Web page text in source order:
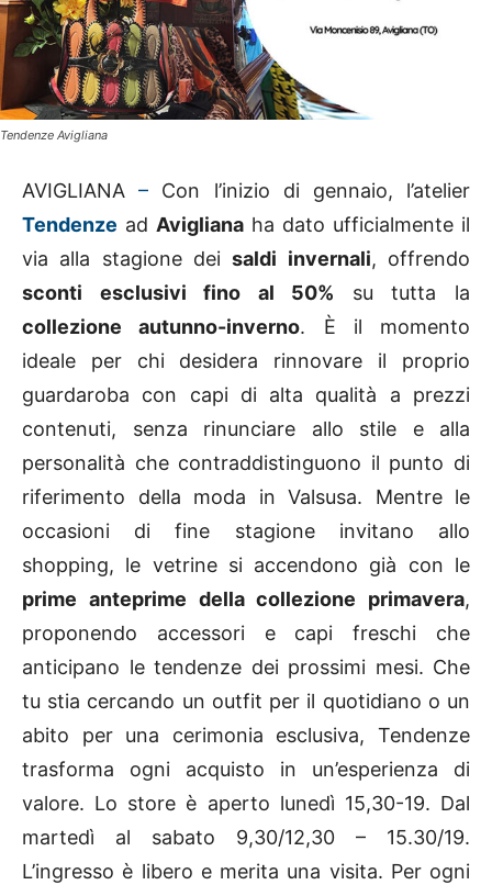
Tendenze Avigliana
AVIGLIANA– Con l’inizio di gennaio, l’atelier
Tendenze ad Avigliana ha dato ufficialmente il
via alla stagione deisaldi invernali, offrendo
sconti esclusivi fino al 50% su tutta la
collezione autunno-inverno. È il momento
ideale per chi desidera rinnovare il proprio
guardaroba con capi di alta qualità a prezzi
contenuti, senza rinunciare allo stile e alla
personalità che contraddistinguono il punto di
riferimento della moda in Valsusa. Mentre le
occasioni di fine stagione invitano allo
shopping, le vetrine si accendono già con le
prime anteprime della collezione primavera,
proponendo accessori e capi freschi che
anticipano le tendenze dei prossimi mesi. Che
tu stia cercando un outfit per il quotidiano o un
abito per una cerimonia esclusiva, Tendenze
trasforma ogni acquisto in un’esperienza di
valore. Lo store è aperto lunedì 15,30-19. Dal
martedì al sabato 9,30/12,30 – 15.30/19.
L’ingresso è libero e merita una visita. Per ogni